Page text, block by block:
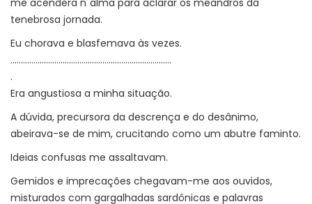
tenebrosa jornada.
Eu chorava e blasfemava às vezes.
.............................................................................
.
Era angustiosa a minha situação.
A dúvida, precursora da descrença e do desânimo,
abeirava-se de mim, crucitando como um abutre faminto.
Ideias confusas me assaltavam.
Gemidos e imprecações chegavam-me aos ouvidos,
misturados com gargalhadas sardônicas e palavras